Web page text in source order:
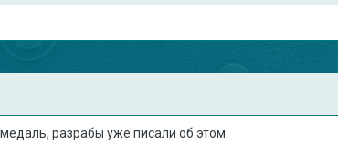
разрабы уже писали об этом.